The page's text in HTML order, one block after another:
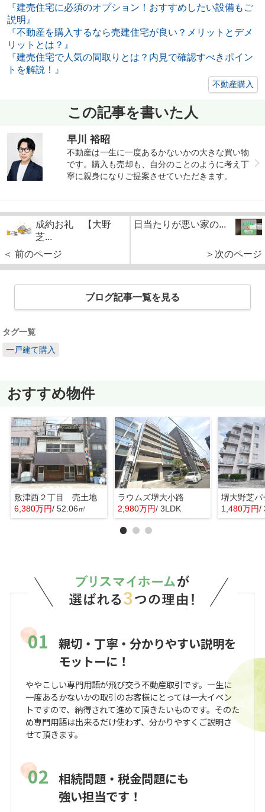
『建売住宅に必須のオプション！おすすめしたい設備もご
説明』
『不動産を購入するなら売建住宅が良い？メリットとデメ
リットとは？』
『建売住宅で人気の間取りとは？内見で確認すべきポイン
トを解説！』
不動産購入
この記事を書いた人
早川 裕昭
不動産は一生に一度あるかないかの大きな買い物
です。購入も売却も、自分のことのように考え丁
寧に親身になりご提案させていただきます。
成約お礼 【大野
芝...
＜ 前のページ
日当たりが悪い家の...
＞次のページ
ブログ記事一覧を見る
タグ一覧
一戸建て購入
おすすめ物件
敷津西２丁目 売土地
6,380万円/ 52.06㎡
ラウムズ堺大小路
2,980万円/ 3LDK 1,480万円/
01
親切・丁寧・分かりやすい説明を
モットーに！
ややこしい専門用語が飛び交う不動産取引です。一生に
一度あるかないかの取引のお客様にとっては一大イベン
トですので、納得されて進めて頂きたいものです。そのた
め専門用語は出来るだけ使わず、分かりやすくご説明さ
せて頂きます。
02 相続問題・税金問題にも
強い担当です！